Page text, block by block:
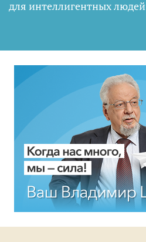
для интеллигентных людей